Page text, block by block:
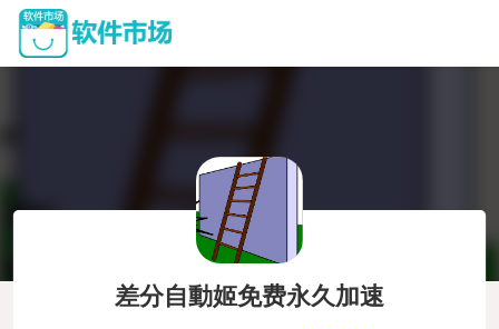
差分自動姬免费永久加速